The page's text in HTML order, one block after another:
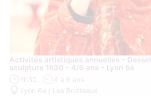
Activités artistiques annuelles -
sculpture 1h30 - 4/6 ans - Lyon 6è
1h30
4 à 6 ans
Lyon 6e / Les Brotteaux